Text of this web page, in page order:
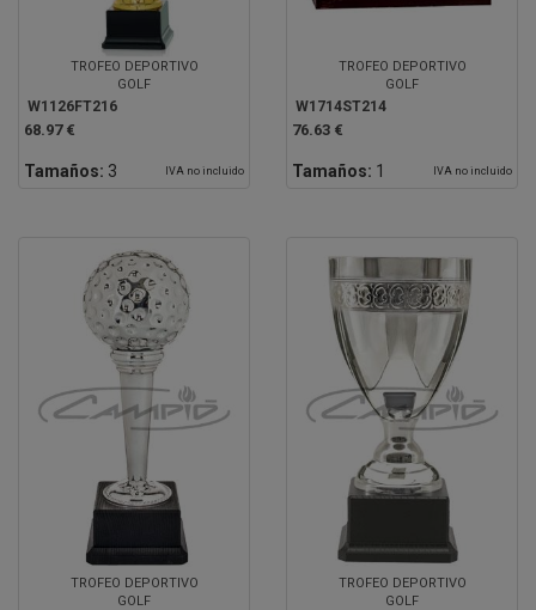
TROFEO DEPORTIVO
GOLF
W1126FT216
68.97 €
Tamaños: 3 IVA no incluido
TROFEO DEPORTIVO
GOLF
W1714ST214
76.63 €
Tamaños: 1 IVA no incluido
TROFEO DEPORTIVO
GOLF
TROFEO DEPORTIVO
GOLF